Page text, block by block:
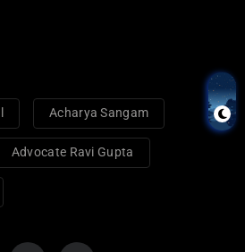
Acharya Sangam
Advocate Ravi Gupta